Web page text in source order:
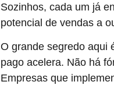
Sozinhos, cada um já
potencial de vendas a
O grande segredo aqui
pago acelera. Não há
Empresas que